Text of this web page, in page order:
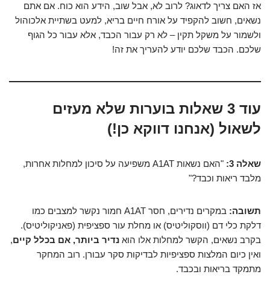
אז האם צריך לדאוג? לרוב לא, אבל שוב, הידע הוא כוח. אם אתם
נשאים, חשוב להקפיד על אורח חיים בריא, למעט בשתיית אלכוהול
ולשמור על משקל תקין – לא רק עבור הכבד, אלא עבור כל הגוף
שלכם. הכבד שלכם יודע להעריך את זה!
עוד 3 שאלות בוערות שלא מעזים
לשאול (אנחנו דווקא כן!)
שאלה 3:
"האם נשאות A1AT משפיעה על סיכון למחלות אחרות,
מלבד ריאות וכבד?"
תשובה:
במקרים נדירים, חסר A1AT חמור נקשר למצבים כמו
דלקת כלי דם (ווסקוליטיס) או מחלת עור ספציפית (פאניקוליטיס).
בקרב נשאים, הקשר למחלות אלו הוא נדיר ביותר, אם בכלל קיים,
ואין כיום המלצות ספציפיות לבדיקות סקר עבורן. רוב המחקר
מתמקד בריאות ובכבד.